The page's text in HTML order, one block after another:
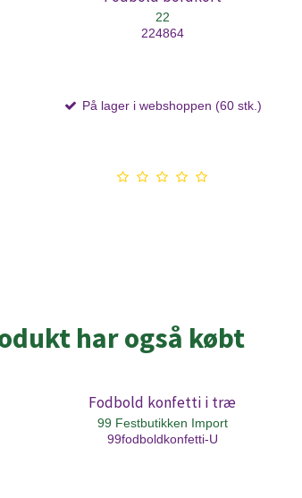
22
224864
På lager i webshoppen (60 stk.)
har også købt
Fodbold konfetti i træ
99 Festbutikken Import
99fodboldkonfetti-U